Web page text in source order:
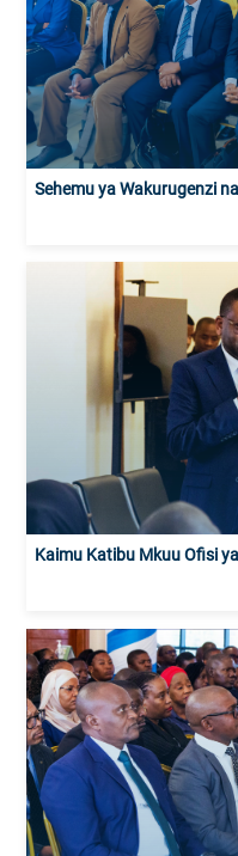
Sehemu ya Wakurugenzi
Kaimu Katibu Mkuu Ofisi